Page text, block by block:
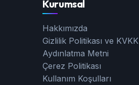
Kurumsal
Hakkımızda
Gizlilik Politikası ve KVKK
Aydınlatma Metni
Çerez Politikası
Kullanım Koşulları